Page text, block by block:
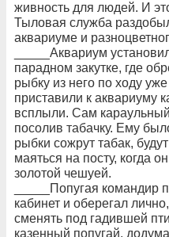
живность для людей. И
Тыловая служба
аквариуме и
_____Аквариум
парадном закутке, где
рыбку из него по ходу
приставили к аквариуму
всплыли. Сам
посолив табачку. Ему
рыбки сожрут табак,
маяться на посту, когда
золотой чешуей.
_____Попугая командир
кабинет и оберегал
сменять под гадившей
казенный попугай,